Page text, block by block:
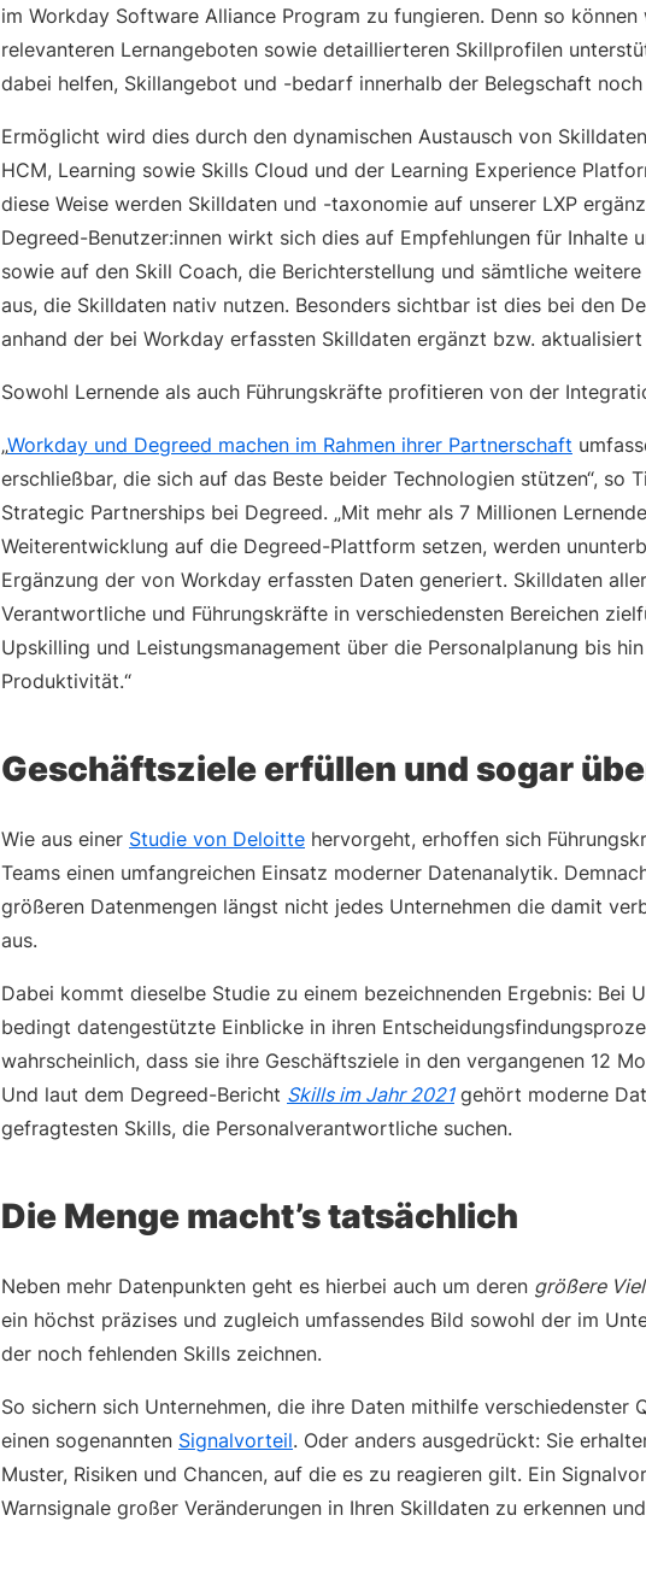
im Workday Software Alliance Program zu fungieren. Denn so
relevanteren Lernangeboten sowie detaillierteren Skillprofilen
dabei helfen, Skillangebot und -bedarf innerhalb der Belegschaft
Ermöglicht wird dies durch den dynamischen Austausch von
HCM, Learning sowie Skills Cloud und der Learning Experience
diese Weise werden Skilldaten und -taxonomie auf unserer LXP
Degreed-Benutzer:innen wirkt sich dies auf Empfehlungen für Inhalte
sowie auf den Skill Coach, die Berichterstellung und sämtliche
aus, die Skilldaten nativ nutzen. Besonders sichtbar ist dies bei den
anhand der bei Workday erfassten Skilldaten ergänzt bzw. aktualisiert
Sowohl Lernende als auch Führungskräfte profitieren von der
„Workday und Degreed machen im Rahmen ihrer Partnerschaft
erschließbar, die sich auf das Beste beider Technologien stützen“, so
Strategic Partnerships bei Degreed. „Mit mehr als 7 Millionen
Weiterentwicklung auf die Degreed-Plattform setzen, werden
Ergänzung der von Workday erfassten Daten generiert. Skilldaten
Verantwortliche und Führungskräfte in verschiedensten Bereichen
Upskilling und Leistungsmanagement über die Personalplanung bis
Produktivität.“
Geschäftsziele erfüllen und sogar
Wie aus einer Studie von Deloitte hervorgeht, erhoffen sich
Teams einen umfangreichen Einsatz moderner Datenanalytik.
größeren Datenmengen längst nicht jedes Unternehmen die damit
aus.
Dabei kommt dieselbe Studie zu einem bezeichnenden Ergebnis: Bei
bedingt datengestützte Einblicke in ihren
wahrscheinlich, dass sie ihre Geschäftsziele in den vergangenen 12
Und laut dem Degreed-Bericht Skills im Jahr 2021gehört moderne
gefragtesten Skills, die Personalverantwortliche suchen.
Die Menge macht’s tatsächlich
Neben mehr Datenpunkten geht es hierbei auch um deren größere
ein höchst präzises und zugleich umfassendes Bild sowohl der im
der noch fehlenden Skills zeichnen.
So sichern sich Unternehmen, die ihre Daten mithilfe verschiedenster
einen sogenannten Signalvorteil. Oder anders ausgedrückt: Sie
Muster, Risiken und Chancen, auf die es zu reagieren gilt. Ein
Warnsignale großer Veränderungen in Ihren Skilldaten zu erkennen